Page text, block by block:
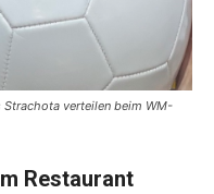
Strachota verteilen beim WM-
Restaurant